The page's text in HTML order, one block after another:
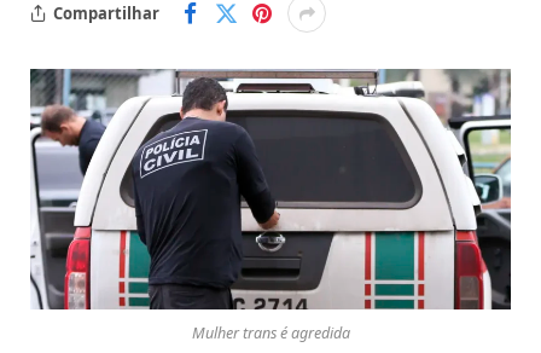
Compartilhar
Mulher trans é agredida